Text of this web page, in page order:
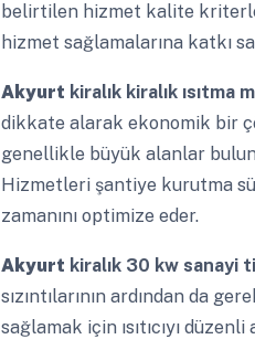
belirtilen hizmet kalite
hizmet sağlamalarına katkı
Akyurt kiralık kiralık ısıtma
dikkate alarak ekonomik bir
genellikle büyük alanlar
Hizmetleri şantiye kurutma
zamanını optimize eder.
Akyurt kiralık 30 kw sanayi
sızıntılarının ardından da
sağlamak için ısıtıcıyı